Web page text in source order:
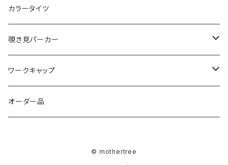
シマエナガ
カラータイツ
覗き見パーカー
シマエナガ
シカ
ワークキャップ
シマエナガ
オーダー品
© mothertree